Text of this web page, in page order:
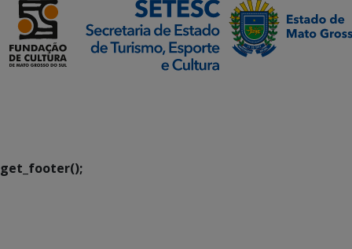
get_footer();